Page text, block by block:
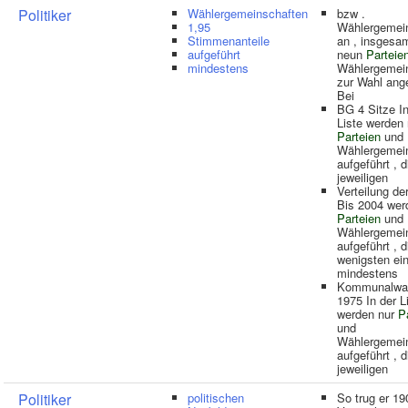
Politiker
Wählergemeinschaften
1,95
Stimmenanteile
aufgeführt
mindestens
bzw .
an ,
neun
zur Wahl
Bei
BG 4 Sitze
Liste werden
Parteien und
aufgeführt ,
jeweiligen
Verteilung
Bis 2004
Parteien und
aufgeführt ,
wenigsten
mindestens
1975 In der
werden nur
und
aufgeführt ,
jeweiligen
Politiker politischen So trug er